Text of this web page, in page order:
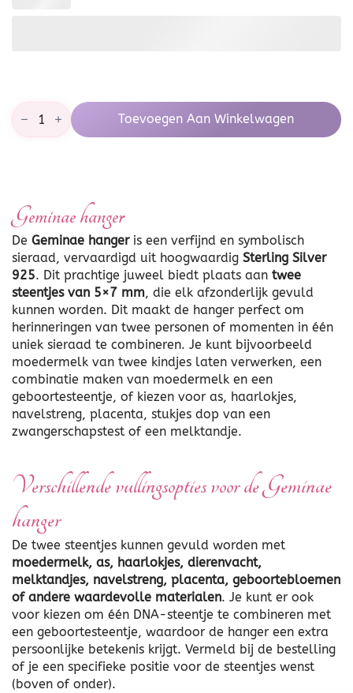
Geminae
hanger
aantal
Toevoegen Aan Winkelwagen
Geminae hanger
De Geminae hangeris een verfijnd en symbolisch
sieraad, vervaardigd uit hoogwaardig Sterling Silver
925. Dit prachtige juweel biedt plaats aan twee
steentjes van 5×7 mm, die elk afzonderlijk gevuld
kunnen worden. Dit maakt de hanger perfect om
herinneringen van twee personen of momenten in één
uniek sieraad te combineren. Je kunt bijvoorbeeld
moedermelk van twee kindjes laten verwerken, een
combinatie maken van moedermelk en een
geboortesteentje, of kiezen voor as, haarlokjes,
navelstreng, placenta, stukjes dop van een
zwangerschapstest of een melktandje.
Verschillende vullingsopties voor de Geminae
hanger
De twee steentjes kunnen gevuld worden met
moedermelk, as, haarlokjes, dierenvacht,
melktandjes, navelstreng, placenta, geboortebloemen
of andere waardevolle materialen. Je kunt er ook
voor kiezen om één DNA-steentje te combineren met
een geboortesteentje, waardoor de hanger een extra
persoonlijke betekenis krijgt. Vermeld bij de bestelling
of je een specifieke positie voor de steentjes wenst
(boven of onder).